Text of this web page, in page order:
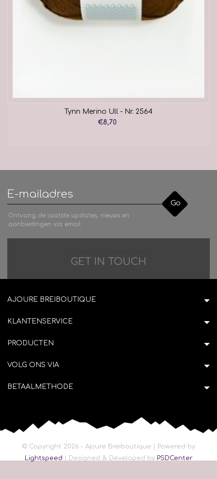
Tynn Merino Ull - Nr. 2564
€8,70
Go
Ontvang de laatste updates, nieuws en
aanbiedingen via email
GET IN TOUCH
AJOURE BREIBOUTIQUE
KLANTENSERVICE
PRODUCTEN
VOLG ONS VIA
BETAALMETHODE
© Copyright 2026 - Ajoure Breiboutique | Powered by
Lightspeed | Designed & Developed by PSDCenter